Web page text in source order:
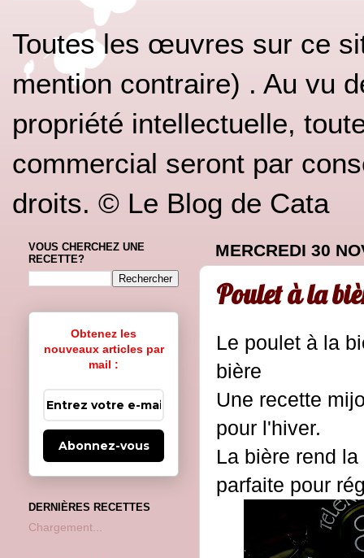
Toutes les œuvres sur ce
mention contraire) . Au vu
propriété intellectuelle,
commercial seront par
droits. © Le Blog de Cata
MERCREDI 30
Poulet à la
Le poulet à la
bière
Une recette
pour l'hiver.
La bière rend
parfaite pour
VOUS CHERCHEZ UNE
RECETTE?
Obtenez les
nouveaux articles par
mail :
Abonnez-vous
DERNIÈRES RECETTES
Chargement...